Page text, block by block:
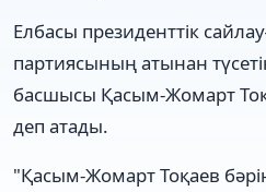
Елбасы президенттік
партиясының атынан
басшысы Қасым-Жомарт
деп атады.
"Қасым-Жомарт Тоқаев